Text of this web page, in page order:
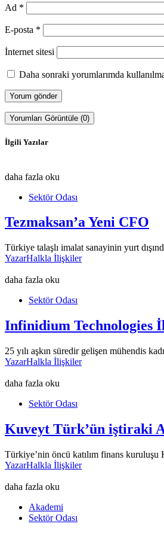
Ad *
E-posta *
İnternet sitesi
Daha sonraki yorumlarımda
Yorumları Görüntüle (0)
İlgili Yazılar
daha fazla oku
Sektör Odası
Tezmaksan’a Yeni CFO
Türkiye talaşlı imalat sanayinin yurt
YazarHalkla İlişkiler
daha fazla oku
Sektör Odası
Infinidium Technologies
25 yılı aşkın süredir gelişen mühendis
YazarHalkla İlişkiler
daha fazla oku
Sektör Odası
Kuveyt Türk’ün iştiraki
Türkiye’nin öncü katılım finans
YazarHalkla İlişkiler
daha fazla oku
Akademi
Sektör Odası